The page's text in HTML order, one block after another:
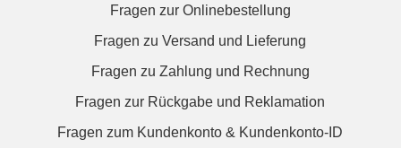
Fragen zur Onlinebestellung
Fragen zu Versand und Lieferung
Fragen zu Zahlung und Rechnung
Fragen zur Rückgabe und Reklamation
Fragen zum Kundenkonto & Kundenkonto-ID